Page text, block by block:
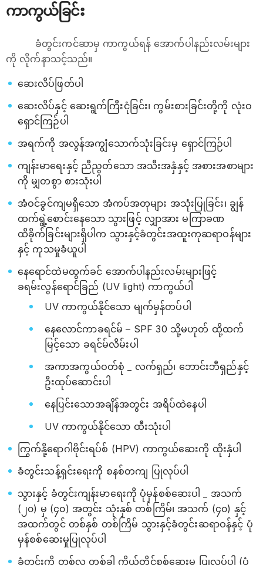
ကာကွယ်ခြင်း
ခံတွင်းကင်ဆာမှ ကာကွယ်ရန် အောက်ပါနည်းလမ်းများ
ကို လိုက်နာသင့်သည်။
ဆေးလိပ်ဖြတ်ပါ
ဆေးလိပ်နှင့် ဆေးရွက်ကြီးငုံခြင်း၊ ကွမ်းစားခြင်းတို့ကို လုံးဝ
ရှောင်ကြဉ်ပါ
အရက်ကို အလွန်အကျွံသောက်သုံးခြင်းမှ ရှောင်ကြဉ်ပါ
ကျန်းမာရေးနှင့် ညီညွတ်သော အသီးအနှံနှင့် အစားအစာများ
ကို မျှတစွာ စားသုံးပါ
အံဝင်ခွင်ကျမရှိသော အံကပ်အတုများ အသုံးပြုခြင်း၊ ချွန်
ထက်ရွဲ့စောင်းနေသော သွားဖြင့် လျှာအား မကြာခဏ
ထိခိုက်ခြင်းများရှိပါက သွားနှင့်ခံတွင်းအထူးကုဆရာဝန်များ
နှင့် ကုသမှုခံယူပါ
နေရောင်ထဲမထွက်ခင် အောက်ပါနည်းလမ်းများဖြင့်
ခရမ်းလွန်ရောင်ခြည် (UV light) ကာကွယ်ပါ
UV ကာကွယ်နိုင်သော မျက်မှန်တပ်ပါ
နေလောင်ကာခရင်မ် – SPF 30 သို့မဟုတ် ထို့ထက်
မြင့်သော ခရင်မ်လိမ်းပါ
အကာအကွယ်ဝတ်စုံ _ လက်ရှည်၊ ဘောင်းဘီရှည်နှင့်
ဦးထုပ်ဆောင်းပါ
နေပြင်းသောအချိန်အတွင်း အရိပ်ထဲနေပါ
UV ကာကွယ်နိုင်သော ထီးသုံးပါ
ကြွက်နို့ရောဂါဗိုင်းရပ်စ် (HPV) ကာကွယ်ဆေးကို ထိုးနှံပါ
ခံတွင်းသန့်ရှင်းရေးကို စနစ်တကျ ပြုလုပ်ပါ
သွားနှင့် ခံတွင်းကျန်းမာရေးကို ပုံမှန်စစ်ဆေးပါ _ အသက်
(၂၀) မှ (၄၀) အတွင်း သုံးနှစ် တစ်ကြိမ်၊ အသက် (၄၀) နှင့်
အထက်တွင် တစ်နှစ် တစ်ကြိမ် သွားနှင့်ခံတွင်းဆရာဝန်နှင့် ပုံ
မှန်စစ်ဆေးမှုပြုလုပ်ပါ
ခံတွင်းကို တစ်လ တစ်ခါ ကိုယ်တိုင်စစ်ဆေးမှု ပြုလုပ်ပါ (ပုံ